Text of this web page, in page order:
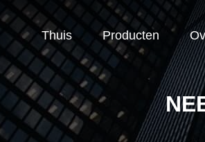
Thuis Producten